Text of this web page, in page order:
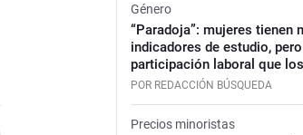
Género
“Paradoja”: mujeres tienen
indicadores de estudio,
participación laboral que
POR REDACCIÓN BÚSQUEDA
Precios minoristas